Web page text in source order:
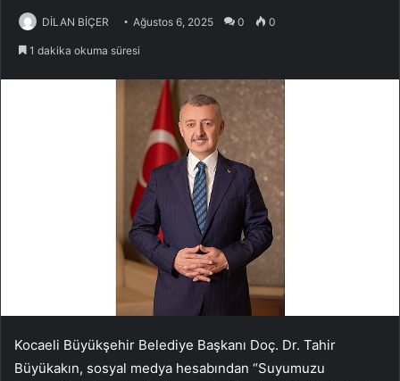
DİLAN BİÇER Ağustos 6, 2025 0 0
1 dakika okuma süresi
Kocaeli Büyükşehir Belediye Başkanı Doç. Dr. Tahir
Büyükakın, sosyal medya hesabından “Suyumuzu